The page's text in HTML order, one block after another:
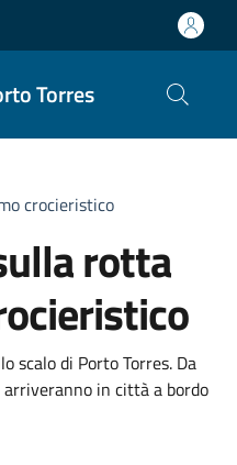
Torres
crocieristico
rotta
scalo di Porto Torres. Da
in città a bordo